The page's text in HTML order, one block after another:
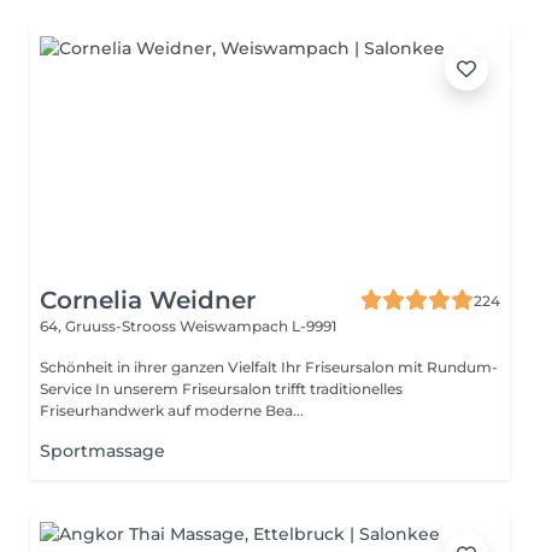
Cornelia Weidner
224
64, Gruuss-Strooss Weiswampach L-9991
Schönheit in ihrer ganzen Vielfalt Ihr Friseursalon mit Rundum-
Service In unserem Friseursalon trifft traditionelles
Friseurhandwerk auf moderne Bea...
Sportmassage